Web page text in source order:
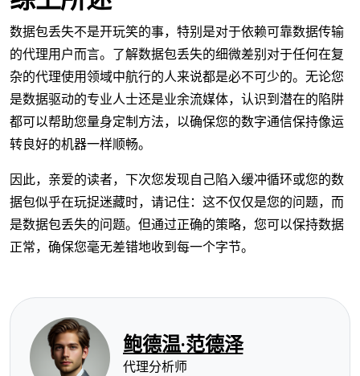
数据包丢失不是开玩笑的事，特别是对于依赖可靠数据传输
的代理用户而言。了解数据包丢失的细微差别对于任何在复
杂的代理使用领域中航行的人来说都是必不可少的。无论您
是数据驱动的专业人士还是业余流媒体，认识到潜在的陷阱
都可以帮助您量身定制方法，以确保您的数字通信保持像运
转良好的机器一样顺畅。
因此，亲爱的读者，下次您发现自己陷入缓冲循环或您的数
据包似乎在玩捉迷藏时，请记住：这不仅仅是您的问题，而
是数据包丢失的问题。但通过正确的策略，您可以保持数据
正常，确保您毫无差错地收到每一个字节。
鲍德温·范德泽
代理分析师